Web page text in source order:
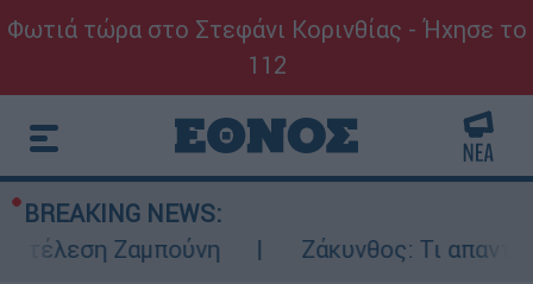
Φωτιά τώρα στο Στεφάνι Κορινθίας - Ήχησε το
112
BREAKING NEWS:
Ζαμπούνη
Ζάκυνθος: Τι απαντά